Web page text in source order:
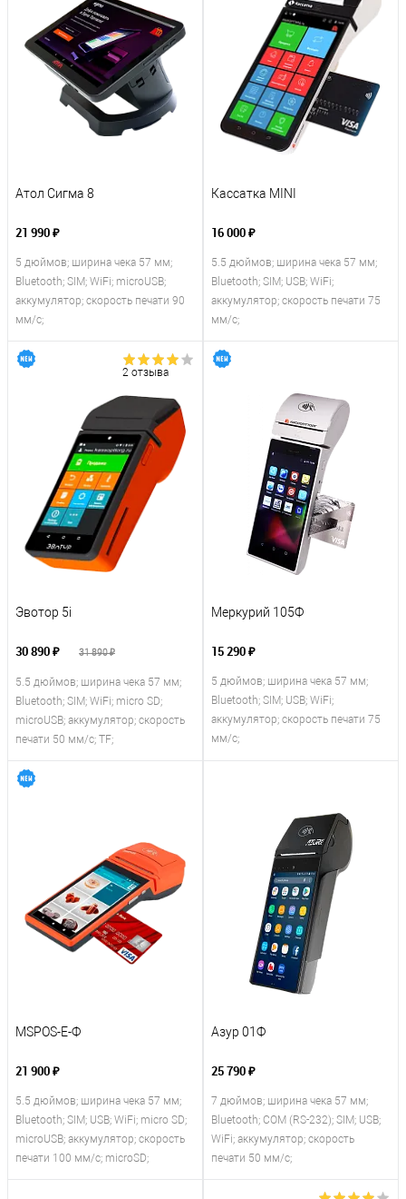
Атол Сигма 8
21 990 ₽
5 дюймов; ширина чека 57 мм;
Bluetooth; SIM; WiFi; microUSB;
аккумулятор; скорость печати 90
мм/с;
Кассатка MINI
16 000 ₽
5.5 дюймов; ширина чека 57 мм;
Bluetooth; SIM; USB; WiFi;
аккумулятор; скорость печати 75
мм/с;
2 отзыва
Эвотор 5i
30 890 ₽ 31 890 ₽
5.5 дюймов; ширина чека 57 мм;
Bluetooth; SIM; WiFi; micro SD;
microUSB; аккумулятор; скорость
печати 50 мм/с; TF;
Меркурий 105Ф
15 290 ₽
5 дюймов; ширина чека 57 мм;
Bluetooth; SIM; USB; WiFi;
аккумулятор; скорость печати 75
мм/с;
MSPOS-E-Ф
21 900 ₽
5.5 дюймов; ширина чека 57 мм;
Bluetooth; SIM; USB; WiFi; micro SD;
microUSB; аккумулятор; скорость
печати 100 мм/с; microSD;
Азур 01Ф
25 790 ₽
7 дюймов; ширина чека 57 мм;
Bluetooth; COM (RS-232); SIM; USB;
WiFi; аккумулятор; скорость
печати 50 мм/с;